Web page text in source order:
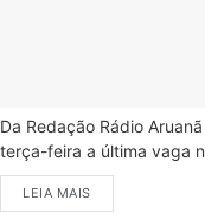
Da Redação Rádio
terça-feira a última vaga
LEIA MAIS